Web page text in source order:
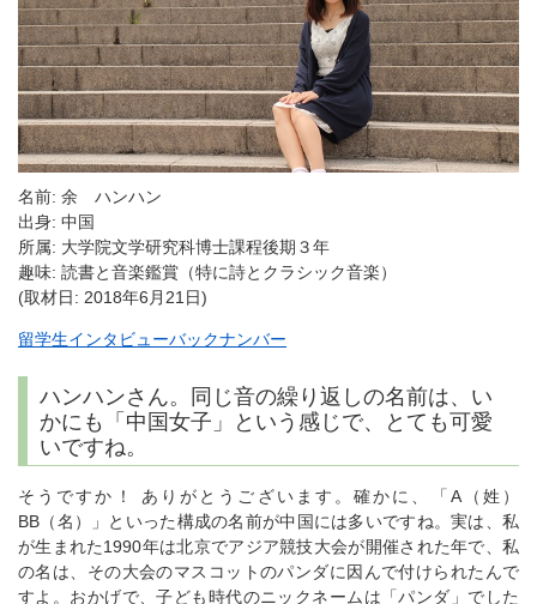
名前: 余 ハンハン
出身: 中国
所属: 大学院文学研究科博士課程後期３年
趣味: 読書と音楽鑑賞（特に詩とクラシック音楽）
(取材日: 2018年6月21日)
留学生インタビューバックナンバー
ハンハンさん。同じ音の繰り返しの名前は、い
かにも「中国女子」という感じで、とても可愛
いですね。
そうですか！ ありがとうございます。確かに、「A（姓）
BB（名）」といった構成の名前が中国には多いですね。実は、私
が生まれた1990年は北京でアジア競技大会が開催された年で、私
の名は、その大会のマスコットのパンダに因んで付けられたんで
すよ。おかげで、子ども時代のニックネームは「パンダ」でした